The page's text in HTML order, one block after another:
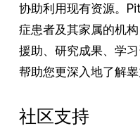
协助利用现有资源。
症患者及其家属的机
援助、研究成果、学
帮助您更深入地了解睾
社区支持